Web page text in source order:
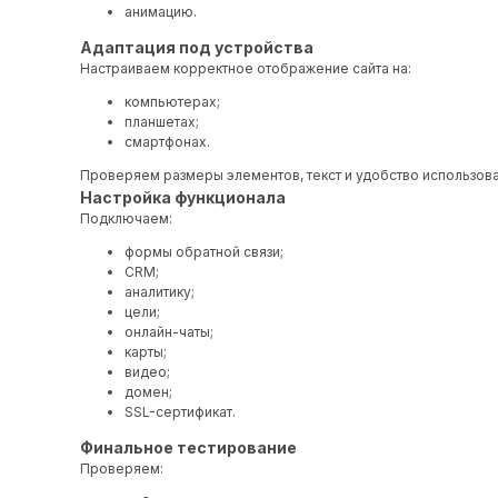
анимацию.
Адаптация под устройства
Настраиваем корректное отображение сайта на:
компьютерах;
планшетах;
смартфонах.
Проверяем размеры элементов, текст и удобство
Настройка функционала
Подключаем:
формы обратной связи;
CRM;
аналитику;
цели;
онлайн-чаты;
карты;
видео;
домен;
SSL-сертификат.
Финальное тестирование
Проверяем: